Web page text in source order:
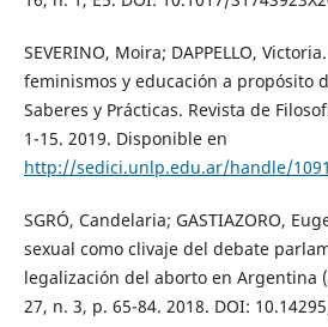
SEVERINO, Moira; DAPPELLO,
feminismos y educación a propósito
Saberes y Prácticas. Revista de
1-15. 2019. Disponible en
http://sedici.unlp.edu.ar/handle/
SGRÓ, Candelaria; GASTIAZORO,
sexual como clivaje del debate
legalización del aborto en Argentina
27, n. 3, p. 65-84. 2018. DOI: